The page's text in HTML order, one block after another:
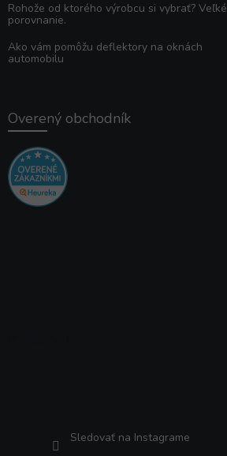
Rohože od ktorého výrobcu si vybrať? Veľké
porovnanie.
Ako vám pomôžu deflektory na oknách
automobilu
Overený obchodník
Sledovať na Instagrame